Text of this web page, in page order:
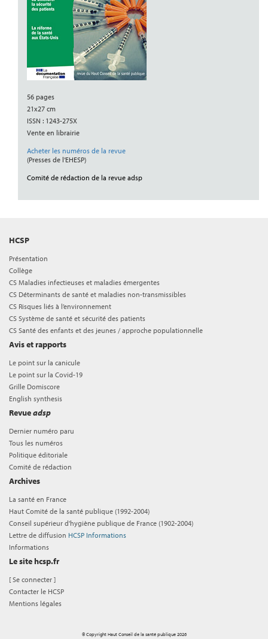
56 pages
21x27 cm
ISSN : 1243-275X
Vente en librairie
Acheter les numéros de la revue
(Presses de l’EHESP)
Comité de rédaction de la revue adsp
HCSP
Présentation
Collège
CS Maladies infectieuses et maladies émergentes
CS Déterminants de santé et maladies non-transmissibles
CS Risques liés à l’environnement
CS Système de santé et sécurité des patients
CS Santé des enfants et des jeunes / approche populationnelle
Avis et rapports
Le point sur la canicule
Le point sur la Covid-19
Grille Domiscore
English synthesis
Revueadsp
Dernier numéro paru
Tous les numéros
Politique éditoriale
Comité de rédaction
Archives
La santé en France
Haut Comité de la santé publique (1992-2004)
Conseil supérieur d'hygiène publique de France (1902-2004)
Lettre de diffusion HCSP Informations
Informations
Le site hcsp.fr
[Se connecter ]
Contacter le HCSP
Mentions légales
© Copyright Haut Conseil de la santé publique 2026